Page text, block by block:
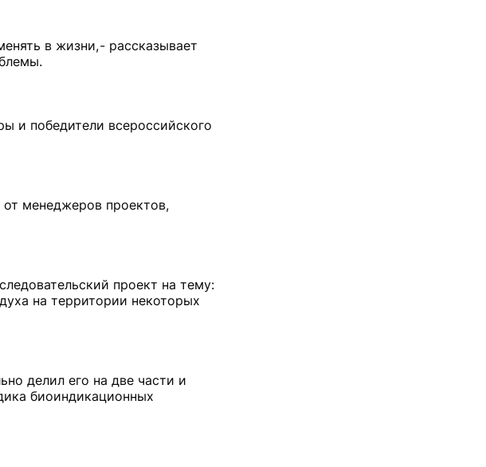
в жизни, - рассказывает
и победители всероссийского
от менеджеров проектов,
проект на тему:
на территории некоторых
делил его на две части и
биоиндикационных